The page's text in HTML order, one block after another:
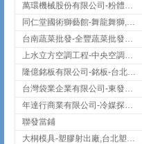
萬環機械股份有限公司-粉體塗裝設備,輸送機,輸送機設備,台南輸送機
同仁堂國術獅藝館-舞龍舞獅,台中舞龍舞獅
台南蔬菜批發-全豐蔬菜批發專送/台南蔬菜箱宅配到府
上水立方空調工程-中央空調規劃,台北中央空調規劃
隆億銘板有限公司-銘板-台北銘板-板橋銘板
台灣袋業企業有限公司-東發企業社/台中太空袋/太空包
年達行商業有限公司-冷媒探漏儀,壓力錶組,真空泵浦,台北冷凍空調材料
聯發當鋪
大桐模具-塑膠射出廠,台北塑膠射出廠